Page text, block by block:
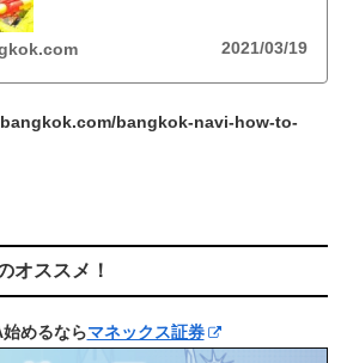
2021/03/19
bangkok-navi-how-to-
オススメ！
めるならマネックス証券